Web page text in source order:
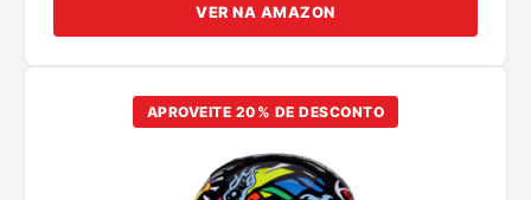
VER NA AMAZON
APROVEITE 20% DE DESCONTO